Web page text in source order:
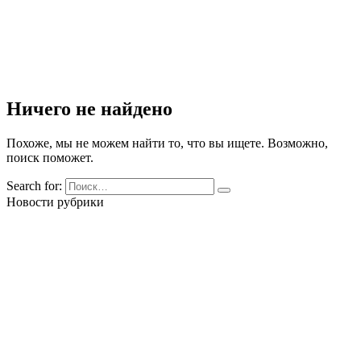
Ничего не найдено
Похоже, мы не можем найти то, что вы ищете. Возможно,
поиск поможет.
Search for:
Новости рубрики